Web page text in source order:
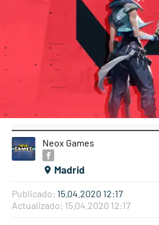
Neox Games
Madrid
Publicado: 15.04.2020 12:17
Actualizado: 15.04.2020 12:17